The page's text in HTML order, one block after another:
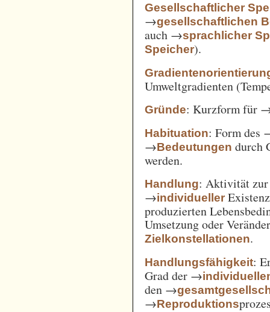
Gesellschaftlicher
→gesellschaftlichen
auch →sprachlicher
Speicher).
Umweltgradienten
Gründe: Kurzform für
Habituation: Form des
→Bedeutungen durch
werden.
Handlung: Aktivität zur
→individueller
produzierten
Umsetzung oder
Zielkonstellationen.
Handlungsfähigkeit:
Grad der →
den →
→Reproduktions